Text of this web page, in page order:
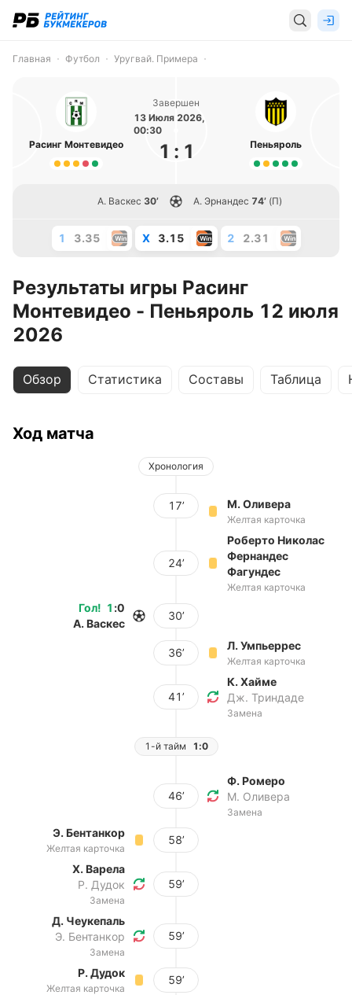
Главная Футбол Уругвай. Примера
Расинг Монтевидео
Завершен
13 Июля 2026,
00:30
1 : 1 Пеньяроль
А. Васкес 30’ А. Эрнандес 74’ (П)
1 3.35 X 3.15 2 2.31
Результаты игры Расинг
Монтевидео - Пеньяроль 12 июля
2026
Обзор Статистика Составы Таблица
Ход матча
Хронология
17’ М. Оливера
Желтая карточка
24’
Роберто Николас
Фернандес
Фагундес
Желтая карточка
Гол! 1 :0
А. Васкес
30’
36’
Л. Умпьеррес
Желтая карточка
41’
К. Хайме
Дж. Триндаде
Замена
1-й тайм 1:0
46’
Ф. Ромеро
М. Оливера
Замена
Э. Бентанкор
Желтая карточка
58’
Х. Варела
Р. Дудок
Замена
59’
Д. Чеукепаль
Э. Бентанкор
Замена
59’
Р. Дудок
Желтая карточка
59’